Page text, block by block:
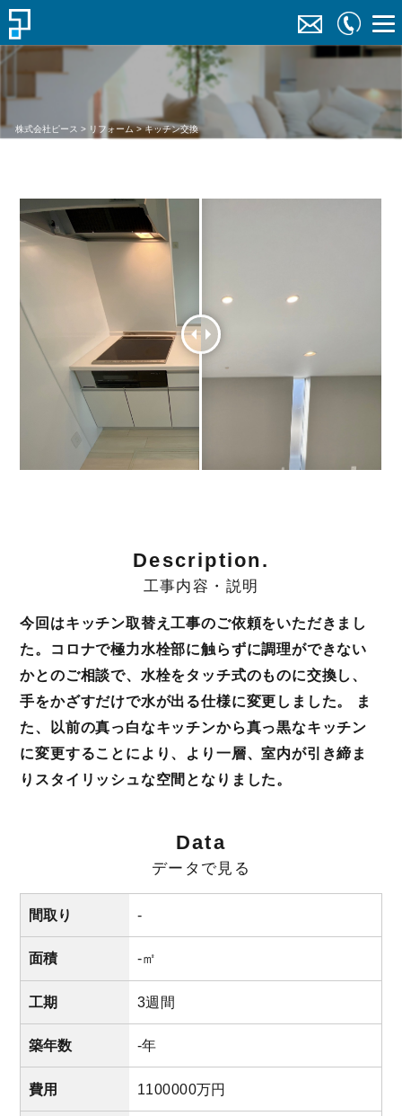
株式会社ピース > リフォーム>キッチン交換
Description.
工事内容・説明
今回はキッチン取替え工事のご依頼をいただきまし
た。コロナで極力水栓部に触らずに調理ができない
かとのご相談で、水栓をタッチ式のものに交換し、
手をかざすだけで水が出る仕様に変更しました。 ま
た、以前の真っ白なキッチンから真っ黒なキッチン
に変更することにより、より一層、室内が引き締ま
りスタイリッシュな空間となりました。
Data
データで見る
間取り -
面積 -㎡
工期 3週間
築年数 -年
費用 1100000万円